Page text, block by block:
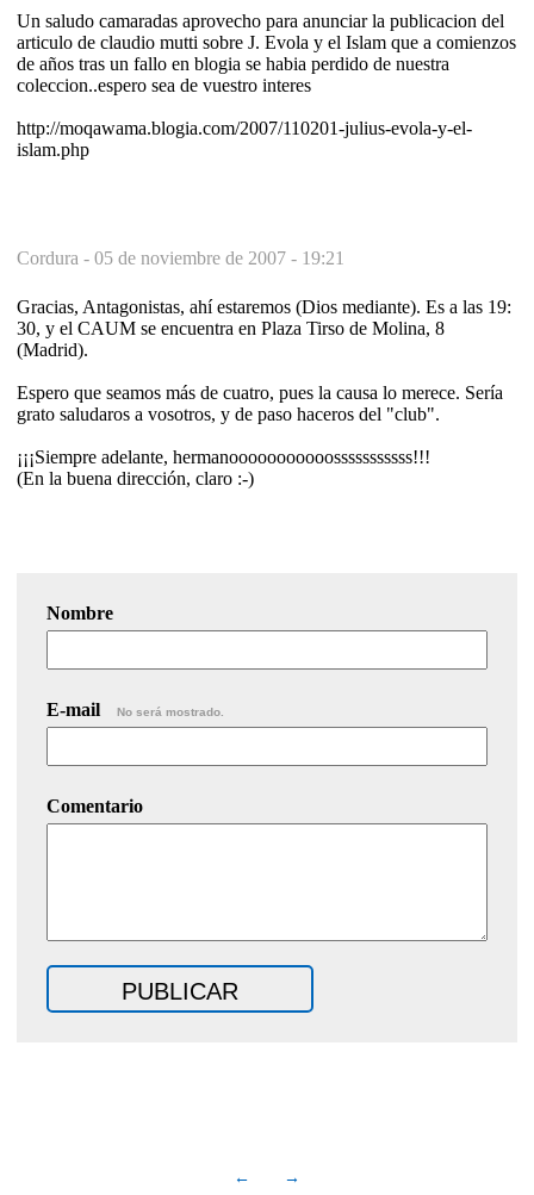
Un saludo camaradas aprovecho para anunciar la publicacion del
articulo de claudio mutti sobre J. Evola y el Islam que a comienzos
de años tras un fallo en blogia se habia perdido de nuestra
coleccion..espero sea de vuestro interes
http://moqawama.blogia.com/2007/110201-julius-evola-y-el-
islam.php
Cordura - 05 de noviembre de 2007 - 19:21
Gracias, Antagonistas, ahí estaremos (Dios mediante). Es a las 19:
30, y el CAUM se encuentra en Plaza Tirso de Molina, 8
(Madrid).
Espero que seamos más de cuatro, pues la causa lo merece. Sería
grato saludaros a vosotros, y de paso haceros del "club".
¡¡¡Siempre adelante, hermanooooooooooosssssssssss!!!
(En la buena dirección, claro :-)
Nombre
E-mail No será mostrado.
Comentario
← →